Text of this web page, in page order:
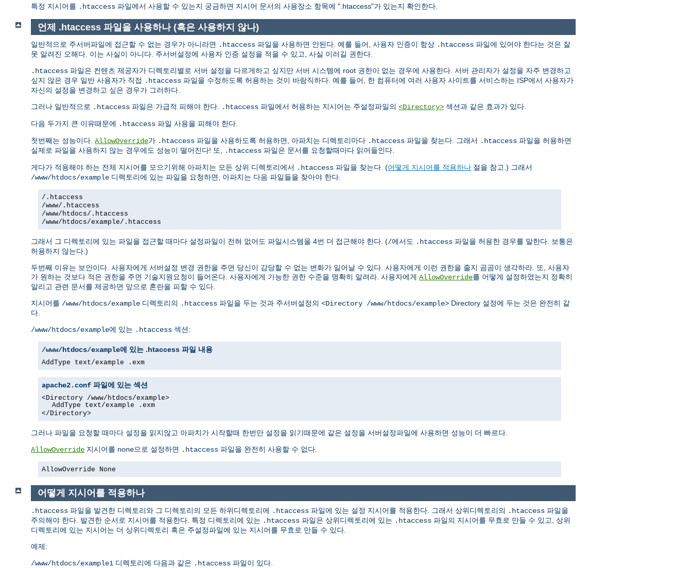
특정 지시어를 .htaccess 파일에서 사용할 수 있는지 궁금하면 지시어 문서의 사용장소 항목에 ".htaccess"가 있는지 확인한다.
언제 .htaccess 파일을 사용하나 (혹은 사용하지 않나)
일반적으로 주서버파일에 접근할 수 없는 경우가 아니라면 .htaccess 파일을 사용하면 안된다. 예를 들어, 사용자 인증이 항상 .htaccess 파일에 있어야 한다는 것은 잘
못 알려진 오해다. 이는 사실이 아니다. 주서버설정에 사용자 인증 설정을 적을 수 있고, 사실 이러길 권한다.
.htaccess 파일은 컨텐츠 제공자가 디렉토리별로 서버 설정을 다르게하고 싶지만 서버 시스템에 root 권한이 없는 경우에 사용한다. 서버 관리자가 설정을 자주 변경하고
싶지 않은 경우 일반 사용자가 직접 .htaccess 파일을 수정하도록 허용하는 것이 바람직하다. 예를 들어, 한 컴퓨터에 여러 사용자 사이트를 서비스하는 ISP에서 사용자가
자신의 설정을 변경하고 싶은 경우가 그러하다.
그러나 일반적으로 .htaccess 파일은 가급적 피해야 한다. .htaccess 파일에서 허용하는 지시어는 주설정파일의 <Directory> 섹션과 같은 효과가 있다.
다음 두가지 큰 이유때문에 .htaccess 파일 사용을 피해야 한다.
첫번째는 성능이다. AllowOverride가 .htaccess 파일을 사용하도록 허용하면, 아파치는 디렉토리마다 .htaccess 파일을 찾는다. 그래서 .htaccess 파일을 허용하면
실제로 파일을 사용하지 않는 경우에도 성능이 떨어진다! 또, .htaccess 파일은 문서를 요청할때마다 읽어들인다.
게다가 적용해야 하는 전체 지시어를 모으기위해 아파치는 모든 상위 디렉토리에서 .htaccess 파일을 찾는다. (어떻게 지시어를 적용하나 절을 참고.) 그래서
/www/htdocs/example 디렉토리에 있는 파일을 요청하면, 아파치는 다음 파일들을 찾아야 한다.
/.htaccess
/www/.htaccess
/www/htdocs/.htaccess
/www/htdocs/example/.htaccess
그래서 그 디렉토리에 있는 파일을 접근할 때마다 설정파일이 전혀 없어도 파일시스템을 4번 더 접근해야 한다. (/에서도 .htaccess 파일을 허용한 경우를 말한다. 보통은
허용하지 않는다.)
두번째 이유는 보안이다. 사용자에게 서버설정 변경 권한을 주면 당신이 감당할 수 없는 변화가 일어날 수 있다. 사용자에게 이런 권한을 줄지 곰곰이 생각하라. 또, 사용자
가 원하는 것보다 적은 권한을 주면 기술지원요청이 들어온다. 사용자에게 가능한 권한 수준을 명확히 알려라. 사용자에게 AllowOverride를 어떻게 설정하였는지 정확히
알리고 관련 문서를 제공하면 앞으로 혼란을 피할 수 있다.
지시어를 /www/htdocs/example 디렉토리의 .htaccess 파일을 두는 것과 주서버설정의 <Directory /www/htdocs/example> Directory 설정에 두는 것은 완전히 같
다.
/www/htdocs/example에 있는 .htaccess 섹션:
/www/htdocs/example에 있는 .htaccess 파일 내용
AddType text/example .exm
apache2.conf 파일에 있는 섹션
<Directory /www/htdocs/example>
AddType text/example .exm
</Directory>
그러나 파일을 요청할 때마다 설정을 읽지않고 아파치가 시작할때 한번만 설정을 읽기때문에 같은 설정을 서버설정파일에 사용하면 성능이 더 빠르다.
AllowOverride 지시어를 none으로 설정하면 .htaccess 파일을 완전히 사용할 수 없다.
AllowOverride None
어떻게 지시어를 적용하나
.htaccess 파일을 발견한 디렉토리와 그 디렉토리의 모든 하위디렉토리에 .htaccess 파일에 있는 설정 지시어를 적용한다. 그래서 상위디렉토리의 .htaccess 파일을
주의해야 한다. 발견한 순서로 지시어를 적용한다. 특정 디렉토리에 있는 .htaccess 파일은 상위디렉토리에 있는 .htaccess 파일의 지시어를 무효로 만들 수 있고, 상위
디렉토리에 있는 지시어는 더 상위디렉토리 혹은 주설정파일에 있는 지시어를 무효로 만들 수 있다.
예제:
/www/htdocs/example1 디렉토리에 다음과 같은 .htaccess 파일이 있다.